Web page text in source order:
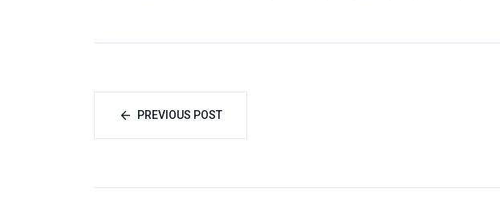
PREVIOUS POST